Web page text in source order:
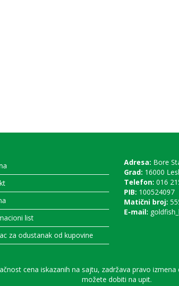
list
za odustanak od kupovine
Adresa: Bore
Grad: 16000
Telefon: 016
PIB: 100524097
Matični broj:
E-mail:
cena iskazanih na sajtu, zadržava pravo
možete dobiti na upit.